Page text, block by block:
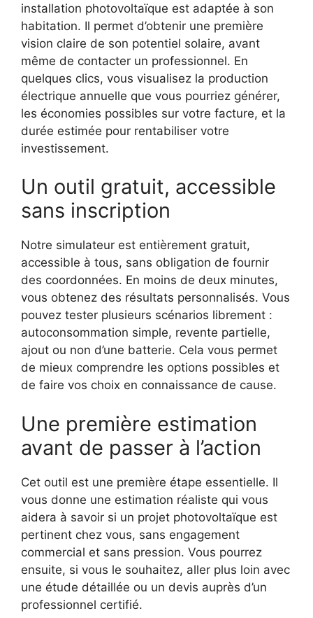
installation photovoltaïque est adaptée à son
habitation. Il permet d’obtenir une première
vision claire de son potentiel solaire, avant
même de contacter un professionnel. En
quelques clics, vous visualisez la production
électrique annuelle que vous pourriez générer,
les économies possibles sur votre facture, et la
durée estimée pour rentabiliser votre
investissement.
Un outil gratuit, accessible
sans inscription
Notre simulateur est entièrement gratuit,
accessible à tous, sans obligation de fournir
des coordonnées. En moins de deux minutes,
vous obtenez des résultats personnalisés. Vous
pouvez tester plusieurs scénarios librement :
autoconsommation simple, revente partielle,
ajout ou non d’une batterie. Cela vous permet
de mieux comprendre les options possibles et
de faire vos choix en connaissance de cause.
Une première estimation
avant de passer à l’action
Cet outil est une première étape essentielle. Il
vous donne une estimation réaliste qui vous
aidera à savoir si un projet photovoltaïque est
pertinent chez vous, sans engagement
commercial et sans pression. Vous pourrez
ensuite, si vous le souhaitez, aller plus loin avec
une étude détaillée ou un devis auprès d’un
professionnel certifié.